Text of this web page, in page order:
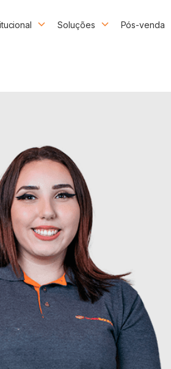
Soluções Pós-venda